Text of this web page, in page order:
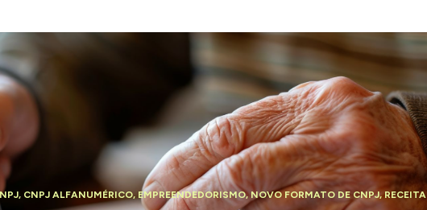
, CNPJ ALFANUMÉRICO, EMPREENDEDORISMO,NOVO FORMATO DE CNPJ,RECEITA